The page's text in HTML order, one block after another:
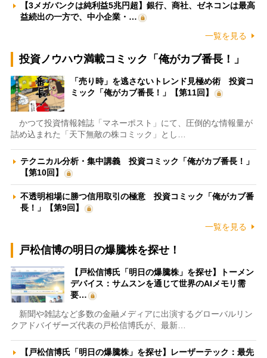
【3メガバンクは純利益5兆円超】銀行、商社、ゼネコンは最高
益続出の一方で、中小企業・…
一覧を見る
投資ノウハウ満載コミック「俺がカブ番長！」
「売り時」を逃さないトレンド見極め術 投資コ
ミック「俺がカブ番長！」【第11回】
かつて投資情報雑誌「マネーポスト」にて、圧倒的な情報量が
詰め込まれた「天下無敵の株コミック」とし…
テクニカル分析・集中講義 投資コミック「俺がカブ番長！」
【第10回】
不透明相場に勝つ信用取引の極意 投資コミック「俺がカブ番
長！」【第9回】
一覧を見る
戸松信博の明日の爆騰株を探せ！
【戸松信博氏「明日の爆騰株」を探せ】トーメン
デバイス：サムスンを通じて世界のAIメモリ需
要…
新聞や雑誌など多数の金融メディアに出演するグローバルリン
クアドバイザーズ代表の戸松信博氏が、最新…
【戸松信博氏「明日の爆騰株」を探せ】レーザーテック：最先